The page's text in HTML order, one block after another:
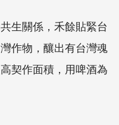
生關係，禾餘貼緊台
作物，釀出有台灣魂
契作面積，用啤酒為